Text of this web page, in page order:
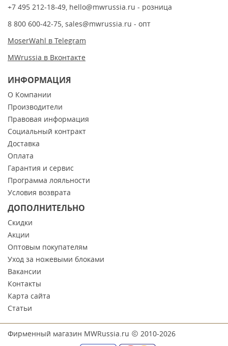
+7 495 212-18-49, hello@mwrussia.ru - розница
8 800 600-42-75, sales@mwrussia.ru - опт
MoserWahl в Telegram
MWrussia в Вконтакте
ИНФОРМАЦИЯ
О Компании
Производители
Правовая информация
Социальный контракт
Доставка
Оплата
Гарантия и сервис
Программа лояльности
Условия возврата
ДОПОЛНИТЕЛЬНО
Скидки
Акции
Оптовым покупателям
Уход за ножевыми блоками
Вакансии
Контакты
Карта сайта
Статьи
Фирменный магазин MWRussia.ru 2010-2026